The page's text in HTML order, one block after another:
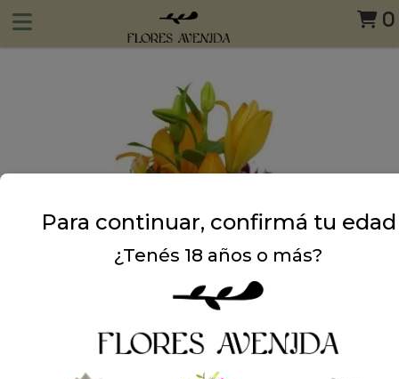
0
Para continuar, confirmá tu edad
¿Tenés 18 años o más?